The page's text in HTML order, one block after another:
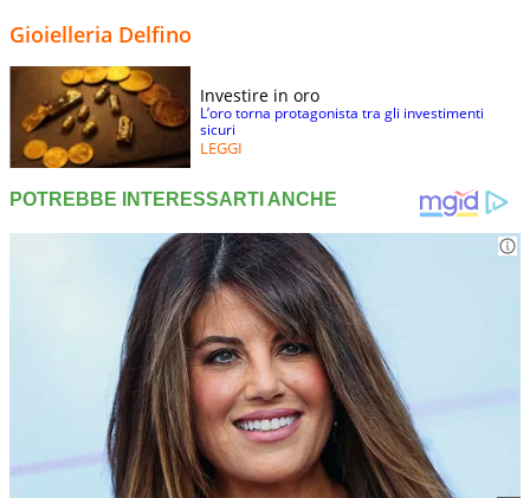
Gioielleria Delfino
Investire in oro
L’oro torna protagonista tra gli investimenti
sicuri
LEGGI